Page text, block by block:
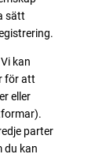
sätt
kan
för att
eller
parter
du kan